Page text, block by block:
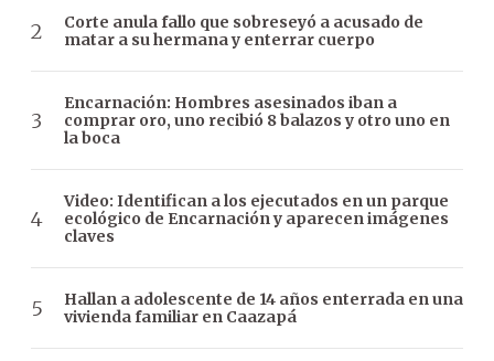
Corte anula fallo que sobreseyó a acusado de
matar a su hermana y enterrar cuerpo
Encarnación: Hombres asesinados iban a
comprar oro, uno recibió 8 balazos y otro uno en
la boca
Video: Identifican a los ejecutados en un parque
ecológico de Encarnación y aparecen imágenes
claves
Hallan a adolescente de 14 años enterrada en una
vivienda familiar en Caazapá